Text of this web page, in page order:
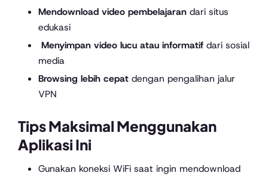
Mendownload video pembelajarandari situs
edukasi
Menyimpan video lucu atau informatifdari sosial
media
Browsing lebih cepatdengan pengalihan jalur
VPN
Tips Maksimal Menggunakan
Aplikasi Ini
Gunakan koneksi WiFi saat ingin mendownload